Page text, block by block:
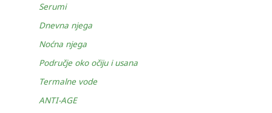
Serumi
Dnevna njega
Noćna njega
Područje oko očiju i usana
Termalne vode
ANTI-AGE